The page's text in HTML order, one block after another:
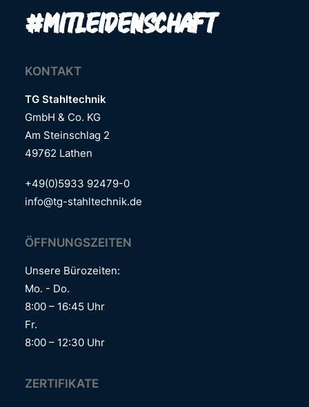
#mitLeidenschaft
KONTAKT
TG Stahltechnik
GmbH & Co. KG
Am Steinschlag 2
49762 Lathen
+49(0)5933 92479-0
info@tg-stahltechnik.de
ÖFFNUNGSZEITEN
Unsere Bürozeiten:
Mo. -­­­­ Do.
8:00­­­­­ – 16:45 Uhr
Fr.
8:00 – ­­­12:30 Uhr
ZERTIFIKATE